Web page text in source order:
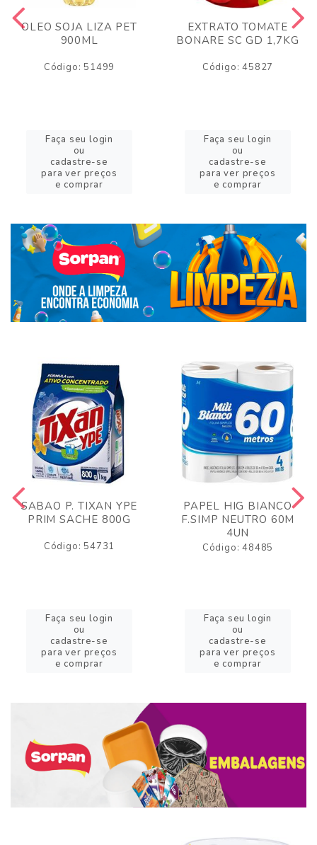
OLEO SOJA LIZA PET
900ML
Código: 51499
Faça seu login
ou
cadastre-se
para ver preços
e comprar
EXTRATO TOMATE
BONARE SC GD 1,7KG
Código: 45827
Faça seu login
ou
cadastre-se
para ver preços
e comprar
SABAO P. TIXAN YPE
PRIM SACHE 800G
Código: 54731
Faça seu login
ou
cadastre-se
para ver preços
e comprar
PAPEL HIG BIANCO
F.SIMP NEUTRO 60M
4UN
Código: 48485
Faça seu login
ou
cadastre-se
para ver preços
e comprar